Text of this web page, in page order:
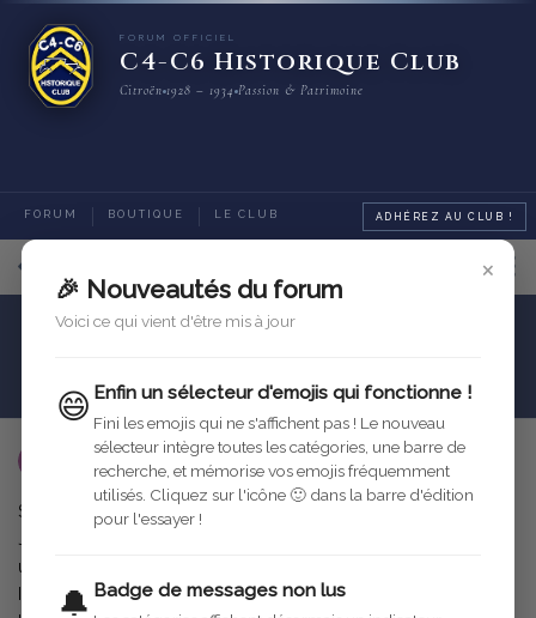
FORUM OFFICIEL
C4-C6 Historique Club
Citroën 1928 – 1934 Passion & Patrimoine
FORUM BOUTIQUE LE CLUB ADHÉREZ AU CLUB !
×
🎉 Nouveautés du forum
Voici ce qui vient d'être mis à jour
😄 Enfin un sélecteur d'emojis qui fonctionne !
Fini les emojis qui ne s'affichent pas ! Le nouveau
sélecteur intègre toutes les catégories, une barre de
recherche, et mémorise vos emojis fréquemment
utilisés. Cliquez sur l'icône 🙂 dans la barre d'édition
pour l'essayer !
🔔 Badge de messages non lus
Motorisation Refroidissement
utilisateur-supprime 20 juil. 2005
Salut a tous !
une fois a l'arrêt.
Il perd de l'eau par le trop plein du radiateur.